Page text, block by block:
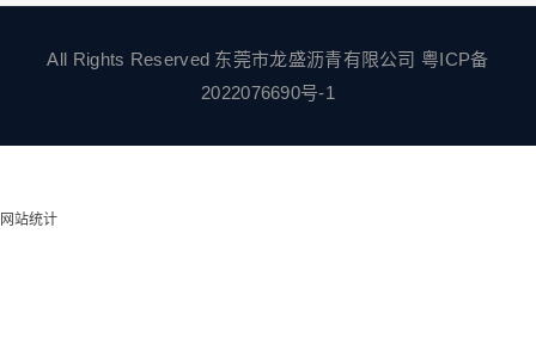
All Rights Reserved 东莞市龙盛沥青有限公司 粤ICP备
2022076690号-1
网站统计